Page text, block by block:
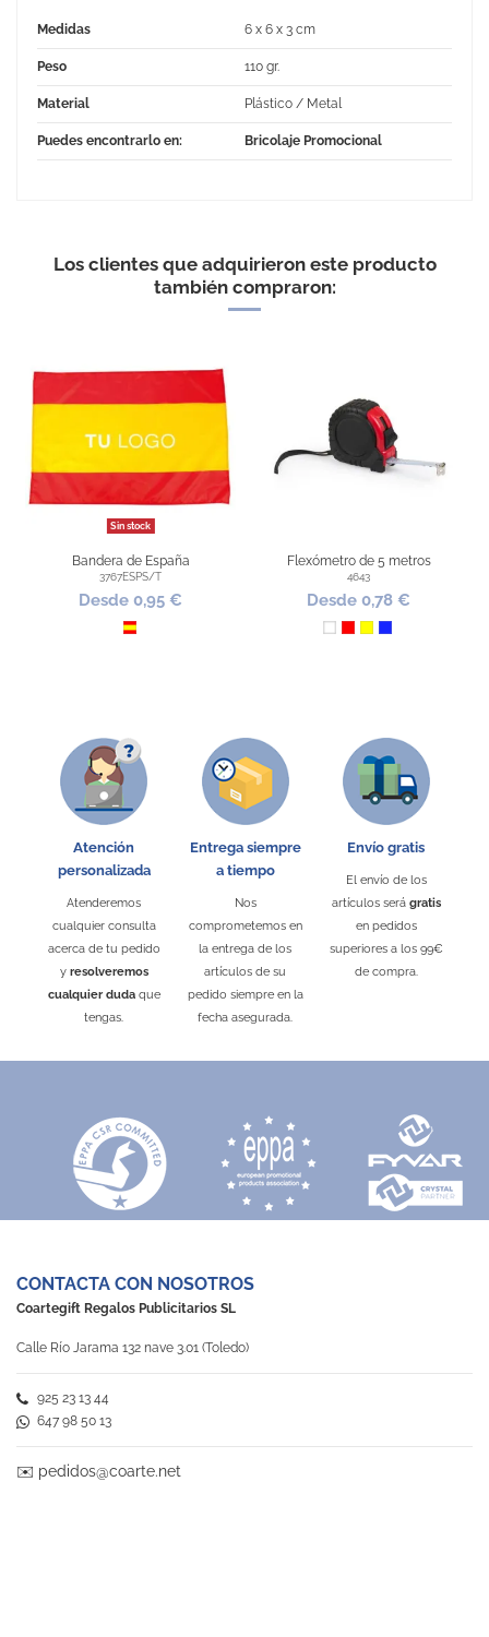
Medidas 6 x 6 x 3 cm
Peso 110 gr.
Material Plástico / Metal
Puedes encontrarlo en: Bricolaje Promocional
Los clientes que adquirieron este producto
también compraron:
Sin stock
Bandera de España
3767ESPS/T
Desde 0,95 €
España
Flexómetro de 5 metros
4643
Desde 0,78 €
Blanco
RojoAmarillo
Azul Royal
Llavero de España
LL-010
Desde 0,18 €
España
Atención
personalizada
Atenderemos
cualquier consulta
acerca de tu pedido
y resolveremos
cualquier dudaque
tengas.
Entrega siempre
a tiempo
Nos
comprometemos en
la entrega de los
artículos de su
pedido siempre en la
fecha asegurada.
Envío gratis
El envío de los
artículos será gratis
en pedidos
superiores a los 99€
de compra.
CONTACTA CON NOSOTROS
Coartegift Regalos Publicitarios SL
Calle Río Jarama 132 nave 3.01 (Toledo)
925 23 13 44
647 98 50 13
✉️ pedidos@coarte.net